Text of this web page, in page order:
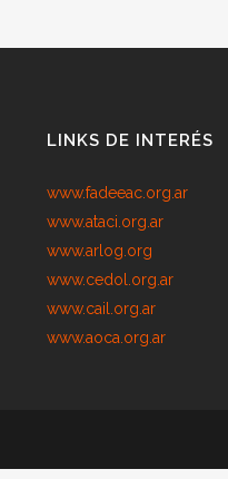
LINKS DE INTERÉS
www.fadeeac.org.ar
www.ataci.org.ar
www.arlog.org
www.cedol.org.ar
www.cail.org.ar
www.aoca.org.ar